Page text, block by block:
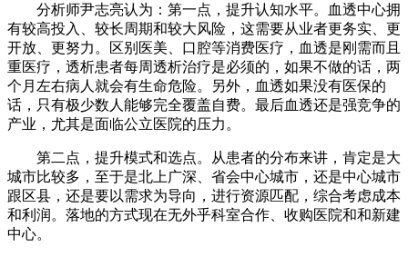
分析师尹志亮认为：第一点，提升认知水平。血透中心拥
有较高投入、较长周期和较大风险，这需要从业者更务实、更
开放、更努力。区别医美、口腔等消费医疗，血透是刚需而且
重医疗，透析患者每周透析治疗是必须的，如果不做的话，两
个月左右病人就会有生命危险。另外，血透如果没有医保的
话，只有极少数人能够完全覆盖自费。最后血透还是强竞争的
产业，尤其是面临公立医院的压力。
第二点，提升模式和选点。从患者的分布来讲，肯定是大
城市比较多，至于是北上广深、省会中心城市，还是中心城市
跟区县，还是要以需求为导向，进行资源匹配，综合考虑成本
和利润。落地的方式现在无外乎科室合作、收购医院和和新建
中心。